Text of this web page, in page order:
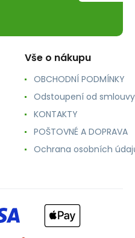
Vše o nákupu
OBCHODNÍ PODMÍNKY
Odstoupení od smlouvy
KONTAKTY
POŠTOVNÉ A DOPRAVA
Ochrana osobních